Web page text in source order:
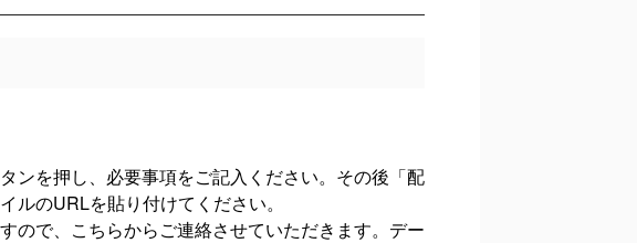
ンを押し、必要事項をご記入ください。その後「配
のURLを貼り付けてください。
ので、こちらからご連絡させていただきます。デー